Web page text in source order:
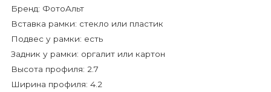
Бренд: ФотоАльт
Вставка рамки: стекло или пластик
Подвес у рамки: есть
Задник у рамки: оргалит или картон
Высота профиля: 2.7
Ширина профиля: 4.2